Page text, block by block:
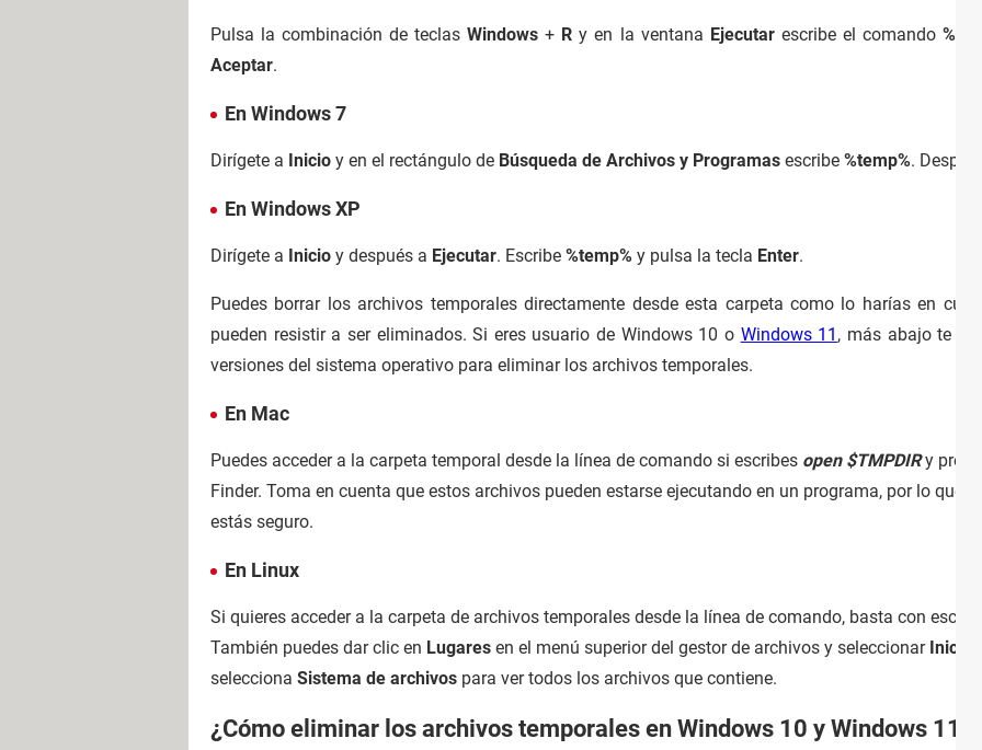
Pulsa la combinación de teclasWindows + R y en la ventana Ejecutarescribe el comando
Aceptar.
En Windows 7
Dirígete a Inicio y en el rectángulo de Búsqueda de Archivos y Programas escribe %temp%.
En Windows XP
Dirígete a Inicio y después a Ejecutar. Escribe %temp% y pulsa la tecla Enter.
Puedes borrar los archivos temporales directamente desde esta carpeta como lo harías en
pueden resistir a ser eliminados. Si eres usuario de Windows 10 o Windows 11 , más abajo te
versiones del sistema operativo para eliminar los archivos temporales.
En Mac
Puedes acceder a la carpeta temporal desde la línea de comando si escribes open $TMPDIRy
Finder. Toma en cuenta que estos archivos pueden estarse ejecutando en un programa, por lo que
estás seguro.
En Linux
Si quieres acceder a la carpeta de archivos temporales desde la línea de comando, basta con escribir
También puedes dar clic en Lugares en el menú superior del gestor de archivos y seleccionar Inicio.
selecciona Sistema de archivos para ver todos los archivos que contiene.
¿Cómo eliminar los archivos temporales en Windows 10 y Windows 11?